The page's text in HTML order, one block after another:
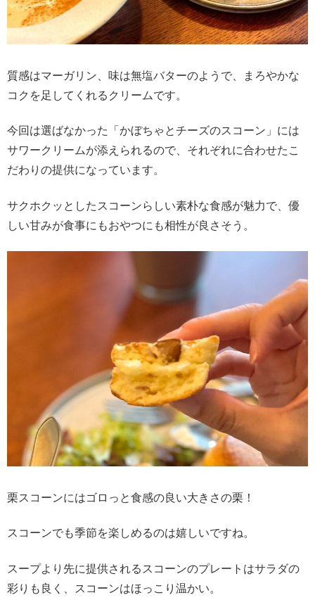
質感はマーガリン、味は無塩バターのようで、まろやかな
コクを足してくれるクリームです。
今回は選ばなかった「かぼちゃとチーズのスコーン」には
サワークリームが添えられるので、それぞれに合わせたこ
だわりの提供になっています。
サクホクッとしたスコーンらしい素朴な食感が魅力で、優
しい甘みが食事にもおやつにも相性が良さそう。
栗スコーンにはゴロっと食感の良い大きさの栗！
スコーンでも季節を楽しめるのは嬉しいですね。
スープより先に提供されるスコーンのプレートはサラダの
彩りも良く、スコーンはほっこり温かい。